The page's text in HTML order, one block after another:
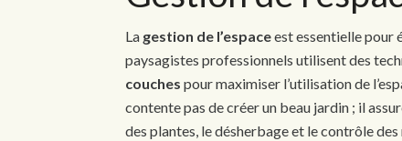
La gestion de l’espaceest essentielle pour
paysagistes professionnels utilisent des
couches pour maximiser l’utilisation de
contente pas de créer un beau jardin ; il
des plantes, le désherbage et le contrôle